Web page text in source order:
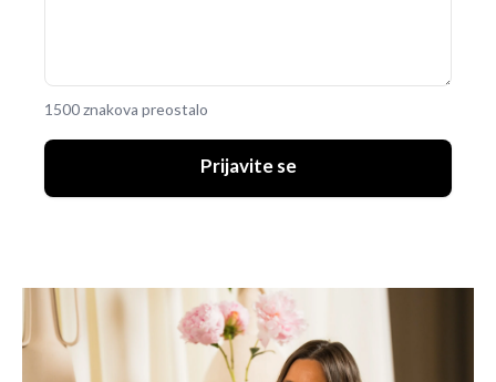
1500 znakova preostalo
Prijavite se